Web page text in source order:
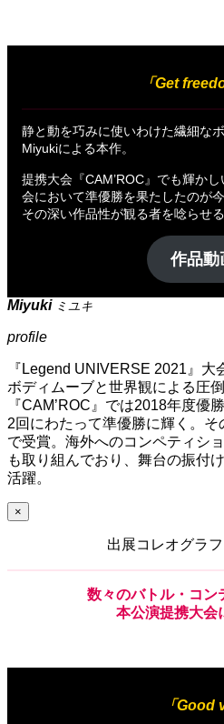
「Get
静と動を巧みに使いわけた繊細な
Miyukiによる本作。
提携大会『CAM’ROC』でも輝か
会において準優勝を果たしたのが
その深い作品性が観る者を唸らせる
作品動
Miyuki ミユキ
profile
『Legend UNIVERSE 2021』
ボディムーブと世界観による圧
『CAM’ROC』では2018年度優
2回にわたって準優勝に輝く。そ
で受賞。海外へのコンペティシ
も取り組んでおり、舞台の振付
活躍。
×
出展コレオグラ
数々のバトル・コン
本公演提携大会
「Good